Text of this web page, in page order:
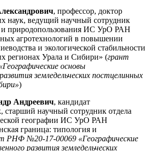
, профессор, доктор
наук, ведущий научный сотрудник
и природопользования ИС УрО РАН
агротехнологий в повышении
и экологической стабильности
регионах Урала и Сибири» (грант
основы
земледельческих постцелинных
)
Андреевич, кандидат
старший научный сотрудник отдела
географии ИС УрО РАН
граница: типология и
РНФ №20-17-00069 «Географические
развития земледельческих